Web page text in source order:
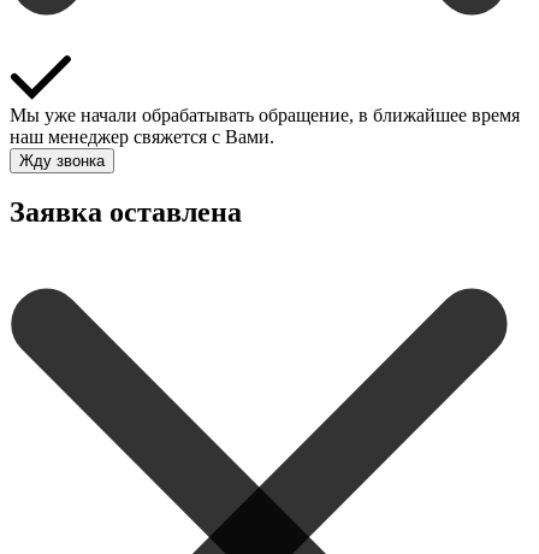
Мы уже начали обрабатывать обращение, в ближайшее время
наш менеджер свяжется с Вами.
Жду звонка
Заявка оставлена